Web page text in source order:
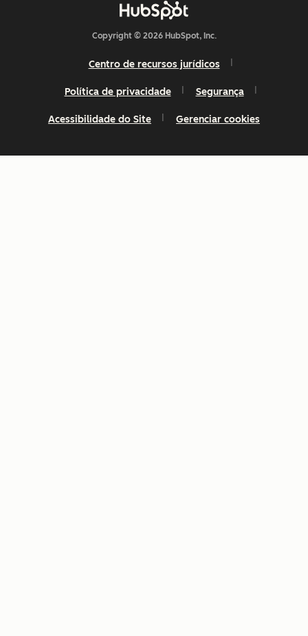
Copyright © 2026 HubSpot, Inc.
Centro de recursos jurídicos
Política de privacidade Segurança
Acessibilidade do Site Gerenciar cookies